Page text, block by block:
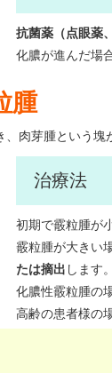
抗菌薬（点眼薬
化膿が進んだ場
腫
肉芽腫という
治療法
初期で霰粒腫が
霰粒腫が大きい
たは摘出 します。
化膿性霰粒腫の
高齢の患者様の